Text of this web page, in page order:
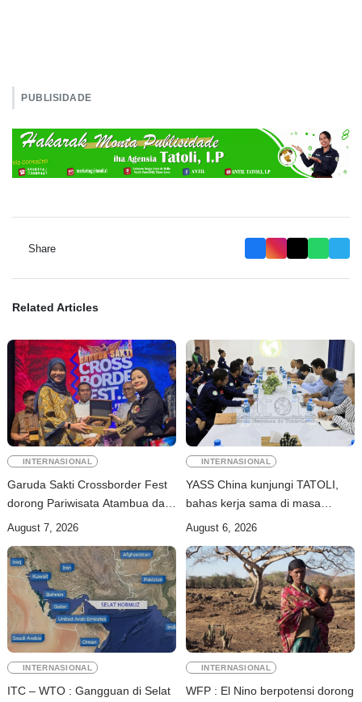
PUBLISIDADE
Share
Related Articles
INTERNASIONAL
Garuda Sakti Crossborder Fest
dorong Pariwisata Atambua dan
August 7, 2026
INTERNASIONAL
YASS China kunjungi TATOLI,
bahas kerja sama di masa
depan
August 6, 2026
INTERNASIONAL
ITC – WTO : Gangguan di Selat
INTERNASIONAL
WFP : El Nino berpotensi dorong